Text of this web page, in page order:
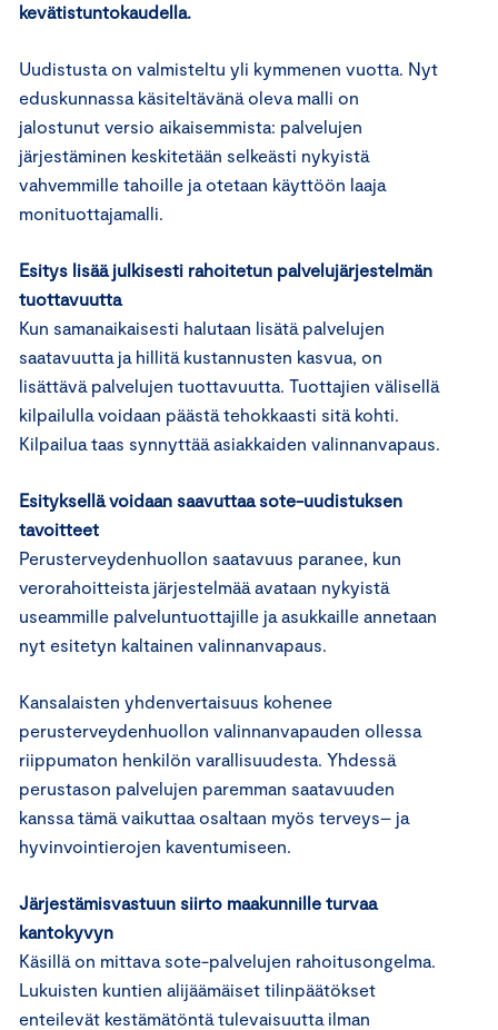
kevätistuntokaudella.
Uudistusta on valmisteltu yli kymmenen vuotta. Nyt
eduskunnassa käsiteltävänä oleva malli on
jalostunut versio aikaisemmista: palvelujen
järjestäminen keskitetään selkeästi nykyistä
vahvemmille tahoille ja otetaan käyttöön laaja
monituottajamalli.
Esitys lisää julkisesti rahoitetun palvelujärjestelmän
tuottavuutta
Kun samanaikaisesti halutaan lisätä palvelujen
saatavuutta ja hillitä kustannusten kasvua, on
lisättävä palvelujen tuottavuutta. Tuottajien välisellä
kilpailulla voidaan päästä tehokkaasti sitä kohti.
Kilpailua taas synnyttää asiakkaiden valinnanvapaus.
Esityksellä voidaan saavuttaa sote-uudistuksen
tavoitteet
Perusterveydenhuollon saatavuus paranee, kun
verorahoitteista järjestelmää avataan nykyistä
useammille palveluntuottajille ja asukkaille annetaan
nyt esitetyn kaltainen valinnanvapaus.
Kansalaisten yhdenvertaisuus kohenee
perusterveydenhuollon valinnanvapauden ollessa
riippumaton henkilön varallisuudesta. Yhdessä
perustason palvelujen paremman saatavuuden
kanssa tämä vaikuttaa osaltaan myös terveys– ja
hyvinvointierojen kaventumiseen.
Järjestämisvastuun siirto maakunnille turvaa
kantokyvyn
Käsillä on mittava sote-palvelujen rahoitusongelma.
Lukuisten kuntien alijäämäiset tilinpäätökset
enteilevät kestämätöntä tulevaisuutta ilman